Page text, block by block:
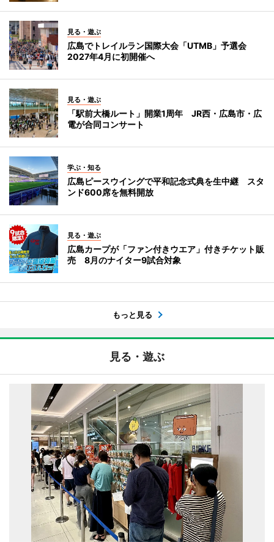
見る・遊ぶ
広島でトレイルラン国際大会「UTMB」予選会
2027年4月に初開催へ
見る・遊ぶ
「駅前大橋ルート」開業1周年 JR西・広島市・広
電が合同コンサート
学ぶ・知る
広島ピースウイングで平和記念式典を生中継 スタ
ンド600席を無料開放
見る・遊ぶ
広島カープが「ファン付きウエア」付きチケット販
売 8月のナイター9試合対象
もっと見る
見る・遊ぶ